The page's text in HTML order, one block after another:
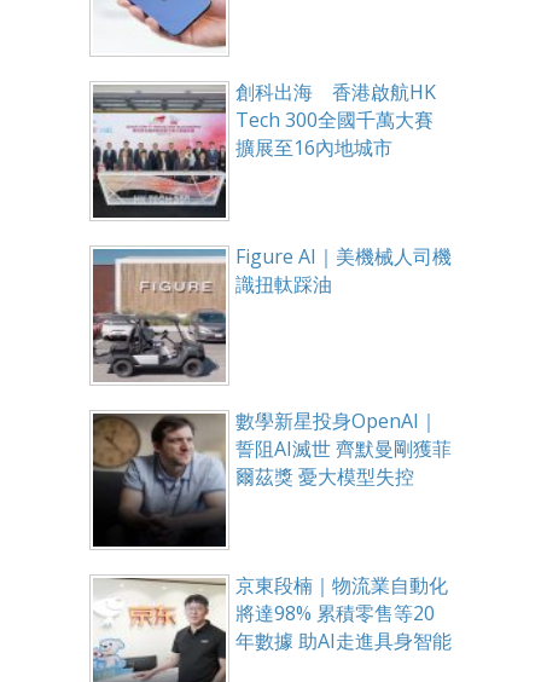
創科出海 香港啟航HK
Tech 300全國千萬大賽
擴展至16內地城市
Figure AI｜美機械人司機
識扭軚踩油
數學新星投身OpenAI｜
誓阻AI滅世 齊默曼剛獲菲
爾茲獎 憂大模型失控
京東段楠｜物流業自動化
將達98% 累積零售等20
年數據 助AI走進具身智能